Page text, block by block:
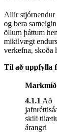
Allir
og bera
öllum þáttum
mikilvægt
verkefna, skoða
Til að uppfylla
Markmið
4.1.1 Að
skili
árangri